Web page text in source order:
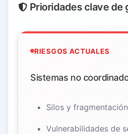
Prioridades clave de
RIESGOS ACTUALES
Sistemas no
Silos y
Vulnerabilidades de